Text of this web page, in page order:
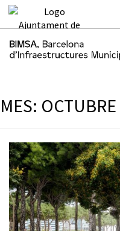
MES: